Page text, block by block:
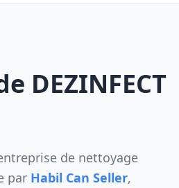
DEZINFECT
de nettoyage
par Habil Can Seller,